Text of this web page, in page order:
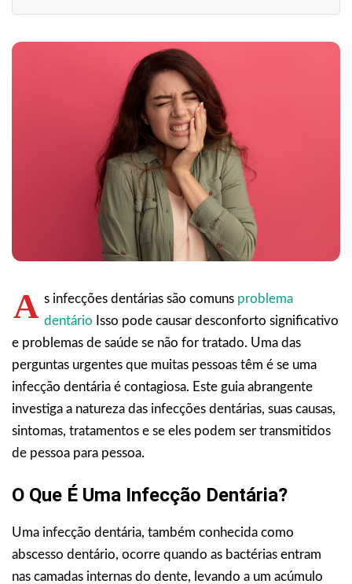
A s infecções dentárias são comuns problema
dentário Isso pode causar desconforto significativo
e problemas de saúde se não for tratado. Uma das
perguntas urgentes que muitas pessoas têm é se uma
infecção dentária é contagiosa. Este guia abrangente
investiga a natureza das infecções dentárias, suas causas,
sintomas, tratamentos e se eles podem ser transmitidos
de pessoa para pessoa.
O Que É Uma Infecção Dentária?
Uma infecção dentária, também conhecida como
abscesso dentário, ocorre quando as bactérias entram
nas camadas internas do dente, levando a um acúmulo